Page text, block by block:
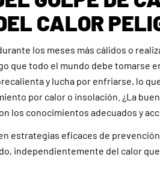
CALOR
los meses más cálidos o
que todo el mundo debe tomarse
y lucha por enfriarse, lo
por calor o insolación. ¿La
los conocimientos adecuados y
estrategias eficaces de
independientemente del calor